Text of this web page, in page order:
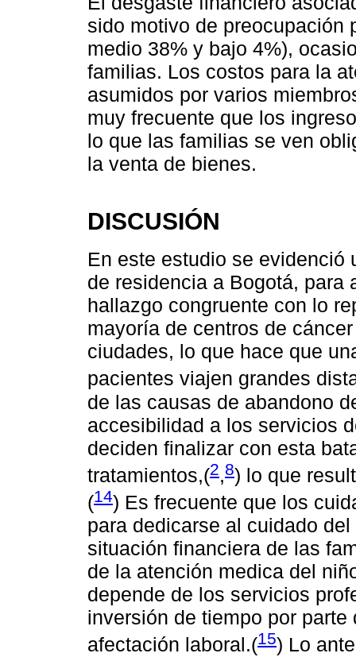
sido motivo de preocupación
medio 38% y bajo 4%),
familias. Los costos para la
asumidos por varios
muy frecuente que los
lo que las familias se ven
la venta de bienes.
DISCUSIÓN
En este estudio se evidenció
de residencia a Bogotá, para
hallazgo congruente con lo
mayoría de centros de
ciudades, lo que hace que
pacientes viajen grandes
de las causas de abandono
accesibilidad a los servicios
deciden finalizar con esta
tratamientos,(2,8) lo que
(14) Es frecuente que los
para dedicarse al cuidado
situación financiera de las
de la atención medica del
depende de los servicios
inversión de tiempo por
afectación laboral.(15) Lo